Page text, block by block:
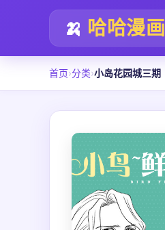
🍌 哈哈漫画
首页›分类›小岛花园城三期